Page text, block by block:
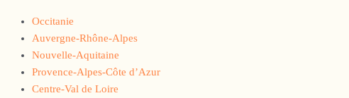
Occitanie
Auvergne-Rhône-Alpes
Nouvelle-Aquitaine
Provence-Alpes-Côte d’Azur
Centre-Val de Loire